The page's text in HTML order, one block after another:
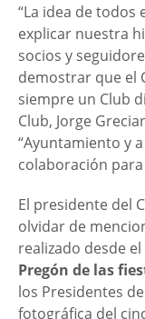
“La idea de
explicar nuestra
socios y
demostrar que el
siempre un Club
Club, Jorge
“Ayuntamiento y
colaboración
El presidente del
olvidar de
realizado desde
Pregón de las
los Presidentes
fotográfica del